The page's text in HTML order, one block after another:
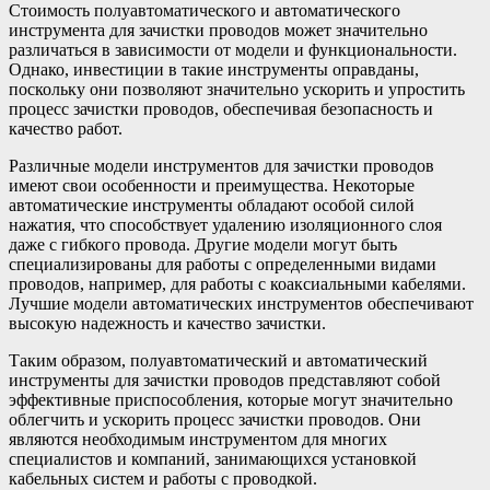
Стоимость полуавтоматического и автоматического
инструмента для зачистки проводов может значительно
различаться в зависимости от модели и функциональности.
Однако, инвестиции в такие инструменты оправданы,
поскольку они позволяют значительно ускорить и упростить
процесс зачистки проводов, обеспечивая безопасность и
качество работ.
Различные модели инструментов для зачистки проводов
имеют свои особенности и преимущества. Некоторые
автоматические инструменты обладают особой силой
нажатия, что способствует удалению изоляционного слоя
даже с гибкого провода. Другие модели могут быть
специализированы для работы с определенными видами
проводов, например, для работы с коаксиальными кабелями.
Лучшие модели автоматических инструментов обеспечивают
высокую надежность и качество зачистки.
Таким образом, полуавтоматический и автоматический
инструменты для зачистки проводов представляют собой
эффективные приспособления, которые могут значительно
облегчить и ускорить процесс зачистки проводов. Они
являются необходимым инструментом для многих
специалистов и компаний, занимающихся установкой
кабельных систем и работы с проводкой.